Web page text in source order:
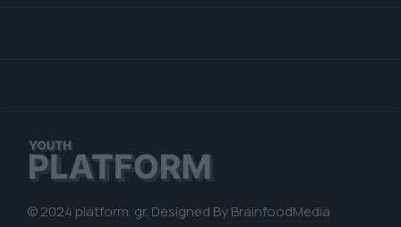
© 2024 platform. gr. Designed ByBrainfoodMedia